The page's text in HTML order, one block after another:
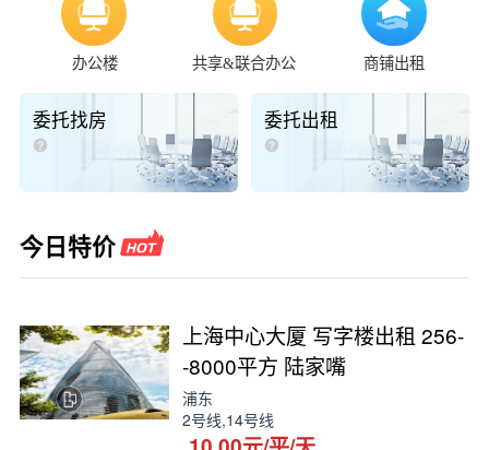
办公楼 共享&联合办公 商铺出租
委托找房 委托出租
今日特价
上海中心大厦 写字楼出租 256-
-8000平方 陆家嘴
浦东
2号线,14号线